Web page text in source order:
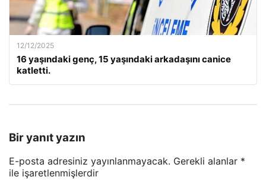
12/12/2025
16 yaşındaki genç, 15 yaşındaki arkadaşını canice
katletti.
Bir yanıt yazın
E-posta adresiniz yayınlanmayacak. Gerekli alanlar *
ile işaretlenmişlerdir